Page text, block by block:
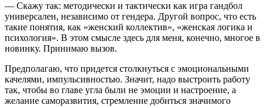
— Скажу так: методически и тактически как игра гандбол
универсален, независимо от гендера. Другой вопрос, что есть
такие понятия, как «женский коллектив», «женская логика и
психология». В этом смысле здесь для меня, конечно, многое в
новинку. Принимаю вызов.
Предполагаю, что придется столкнуться с эмоциональными
качелями, импульсивностью. Значит, надо выстроить работу
так, чтобы во главе угла были не эмоции и настроение, а
желание саморазвития, стремление добиться значимого